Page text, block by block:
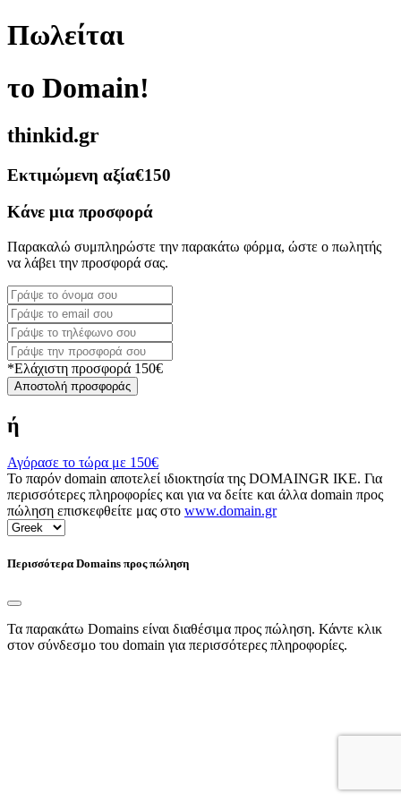
Πωλείται
το Domain!
thinkid.gr
Εκτιμώμενη αξία€150
Κάνε μια προσφορά
Παρακαλώ συμπληρώστε την παρακάτω φόρμα, ώστε ο πωλητής
να λάβει την προσφορά σας.
*Ελάχιστη προσφορά 150€
Αποστολή προσφοράς
ή
Αγόρασε το τώρα με 150€
Το παρόν domain αποτελεί ιδιοκτησία της DOMAINGR ΙΚΕ. Για
περισσότερες πληροφορίες και για να δείτε και άλλα domain προς
πώληση επισκεφθείτε μας στο www.domain.gr
Περισσότερα Domains προς πώληση
Τα παρακάτω Domains είναι διαθέσιμα προς πώληση. Κάντε κλικ
στον σύνδεσμο του domain για περισσότερες πληροφορίες.